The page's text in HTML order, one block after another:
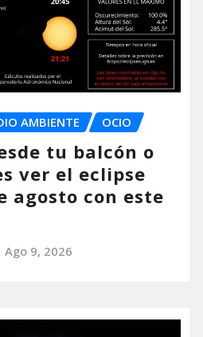
AMBIENTE OCIO
tu balcón o
ver el eclipse
agosto con este
Ago 9, 2026